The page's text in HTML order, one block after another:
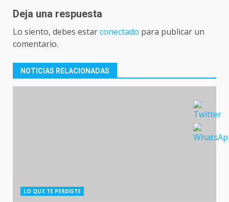
Deja una respuesta
Lo siento, debes estarconectado para publicar un
comentario.
NOTICIAS RELACIONADAS
LO QUE TE PERDISTE